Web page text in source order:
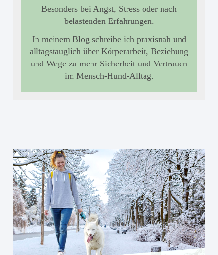
Besonders bei Angst, Stress oder nach
belastenden Erfahrungen.
In meinem Blog schreibe ich praxisnah und
alltagstauglich über Körperarbeit, Beziehung
und Wege zu mehr Sicherheit und Vertrauen
im Mensch-Hund-Alltag.